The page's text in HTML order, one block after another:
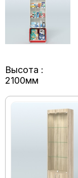
Высота :
2100мм